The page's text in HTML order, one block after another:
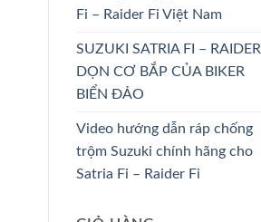
Fi – Raider Fi Việt Nam
SUZUKI SATRIA FI – RAIDER
DỌN CƠ BẮP CỦA BIKER
BIỂN ĐẢO
Video hướng dẫn ráp chống
trộm Suzuki chính hãng cho
Satria Fi – Raider Fi